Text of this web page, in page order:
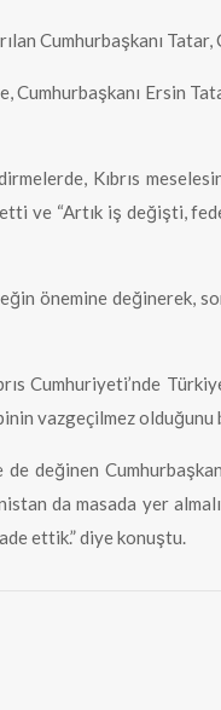
Cumhurbaşkanı
Cumhurbaşkanı Ersin
Kıbrıs
ve “Artık iş değişti,
önemine değinerek,
Cumhuriyeti’nde
vazgeçilmez
değinen
da masada yer
ettik.” diye konuştu.